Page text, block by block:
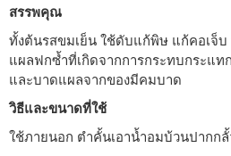
สรรพคุณ
ทั้งต้นรสขมเย็น ใช้ดับแก้พิษ แก้คอเจ็
แผลฟกซ้ำที่เกิดจากการกระทบกระแ
และบาดแผลจากของมีคมบาด
วิธีและขนาดที่ใช้
ใช้ภายนอก ตำคั้นเอาน้ำอมบ้วนปากก